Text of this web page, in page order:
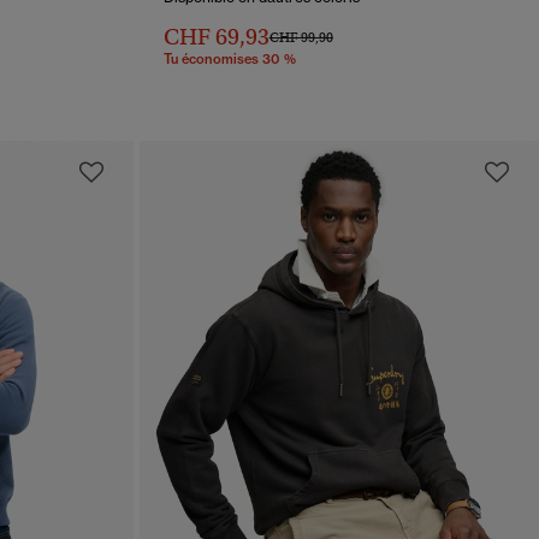
CHF 69,93Prix réduit de
CHF 99,90à
Tu économises 30 %